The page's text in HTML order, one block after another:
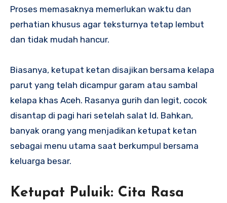
Proses memasaknya memerlukan waktu dan
perhatian khusus agar teksturnya tetap lembut
dan tidak mudah hancur.
Biasanya, ketupat ketan disajikan bersama kelapa
parut yang telah dicampur garam atau sambal
kelapa khas Aceh. Rasanya gurih dan legit, cocok
disantap di pagi hari setelah salat Id. Bahkan,
banyak orang yang menjadikan ketupat ketan
sebagai menu utama saat berkumpul bersama
keluarga besar.
Ketupat Puluik: Cita Rasa